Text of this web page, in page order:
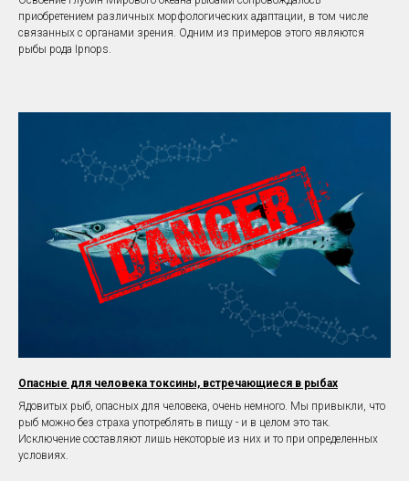
приобретением различных морфологических адаптации, в том числе
связанных с органами зрения. Одним из примеров этого являются
рыбы рода Ipnops.
Опасные для человека токсины, встречающиеся в рыбах
Ядовитых рыб, опасных для человека, очень немного. Мы привыкли, что
рыб можно без страха употреблять в пищу - и в целом это так.
Исключение составляют лишь некоторые из них и то при определенных
условиях.